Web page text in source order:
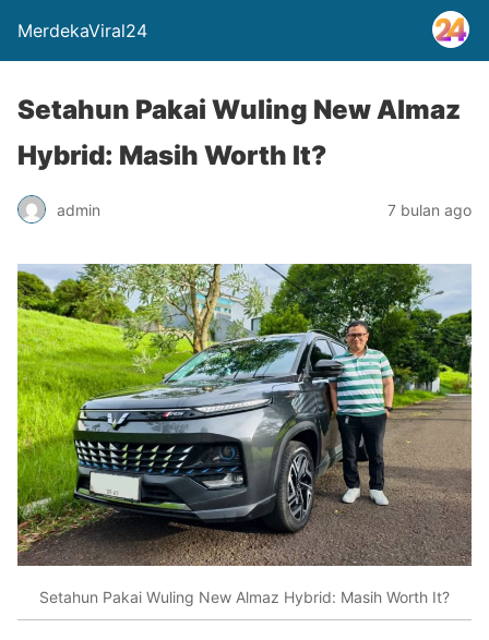
MerdekaViral24
Setahun Pakai Wuling New Almaz
Hybrid: Masih Worth It?
admin 7 bulan ago
Setahun Pakai Wuling New Almaz Hybrid: Masih Worth It?